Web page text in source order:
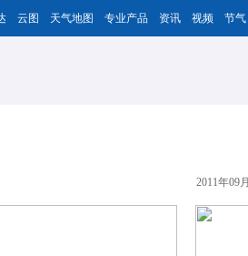
云图 天气地图 专业产品 资讯 视频 节气
2011年09